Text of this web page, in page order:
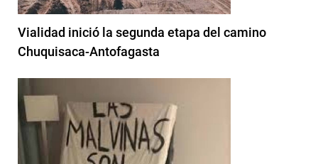
Vialidad inició la segunda etapa del camino
Chuquisaca-Antofagasta